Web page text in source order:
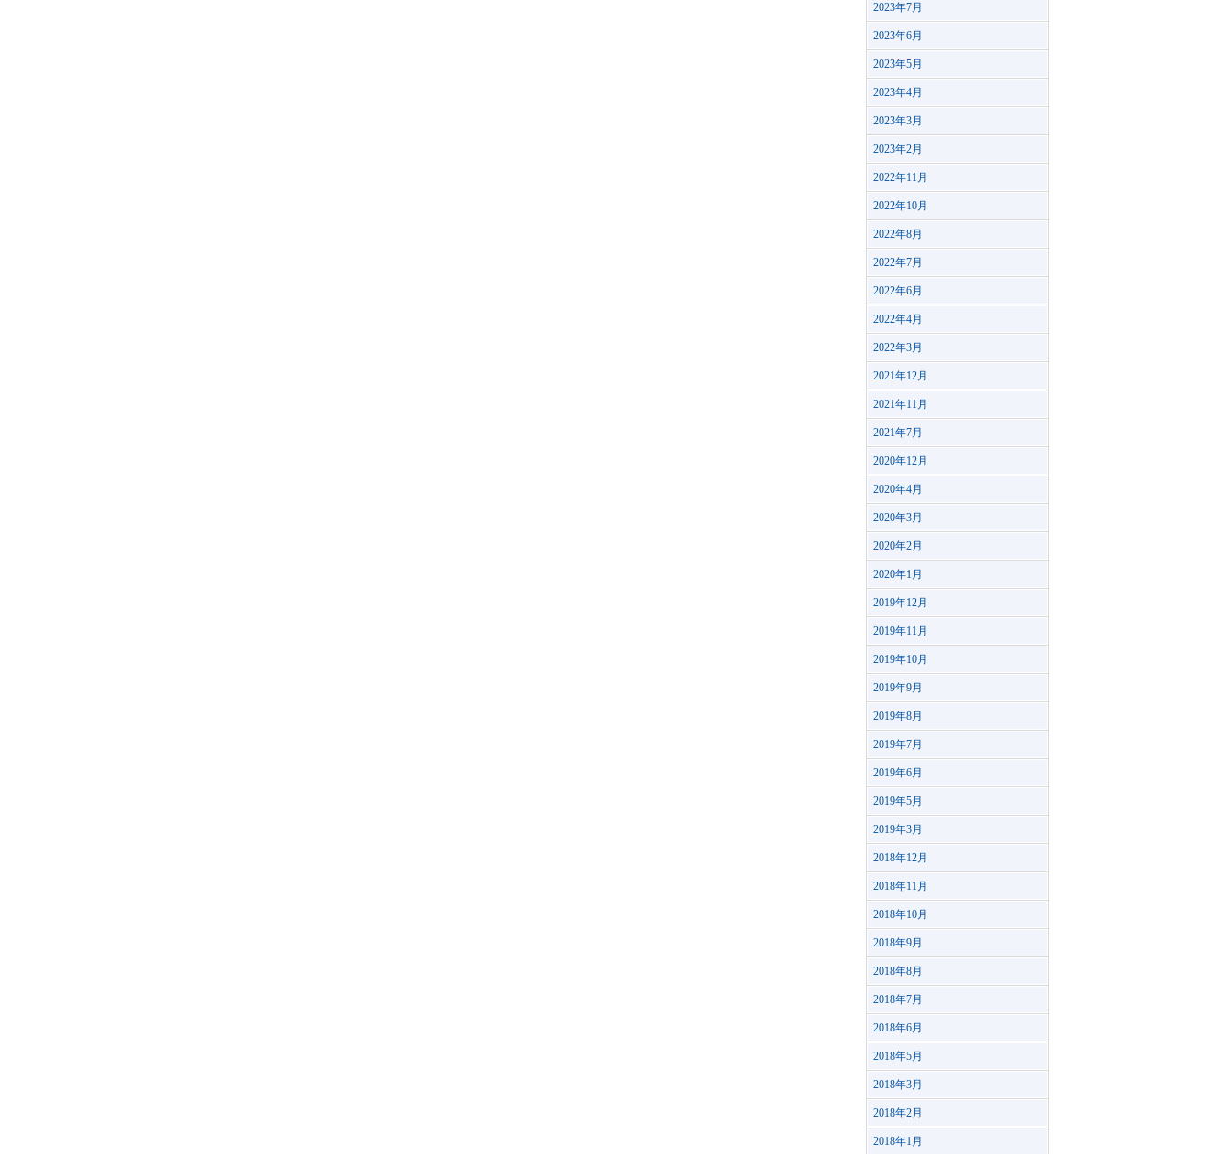
2023年7月
2023年6月
2023年5月
2023年4月
2023年3月
2023年2月
2022年11月
2022年10月
2022年8月
2022年7月
2022年6月
2022年4月
2022年3月
2021年12月
2021年11月
2021年7月
2020年12月
2020年4月
2020年3月
2020年2月
2020年1月
2019年12月
2019年11月
2019年10月
2019年9月
2019年8月
2019年7月
2019年6月
2019年5月
2019年3月
2018年12月
2018年11月
2018年10月
2018年9月
2018年8月
2018年7月
2018年6月
2018年5月
2018年3月
2018年2月
2018年1月